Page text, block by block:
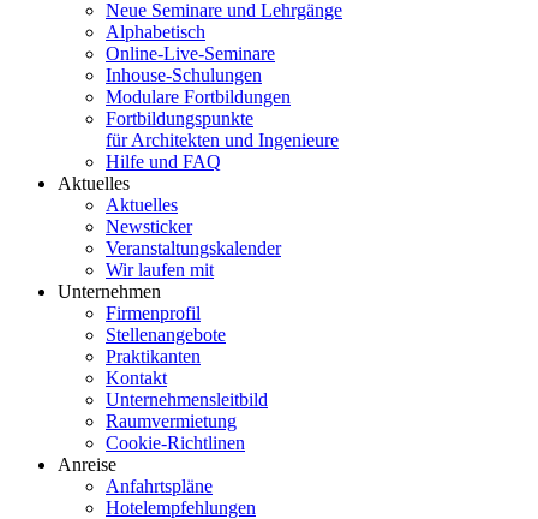
Neue Seminare und Lehrgänge
Alphabetisch
Online-Live-Seminare
Inhouse-Schulungen
Modulare Fortbildungen
Fortbildungspunkte
für Architekten und Ingenieure
Hilfe und FAQ
Aktuelles
Aktuelles
Newsticker
Veranstaltungskalender
Wir laufen mit
Unternehmen
Firmenprofil
Stellenangebote
Praktikanten
Kontakt
Unternehmensleitbild
Raumvermietung
Cookie-Richtlinen
Anreise
Anfahrtspläne
Hotelempfehlungen